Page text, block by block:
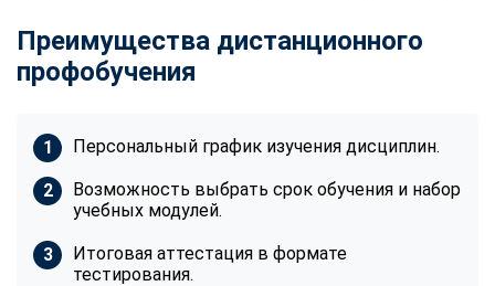
Преимущества дистанционного
профобучения
Персональный график изучения дисциплин.
Возможность выбрать срок обучения и набор
учебных модулей.
Итоговая аттестация в формате
тестирования.